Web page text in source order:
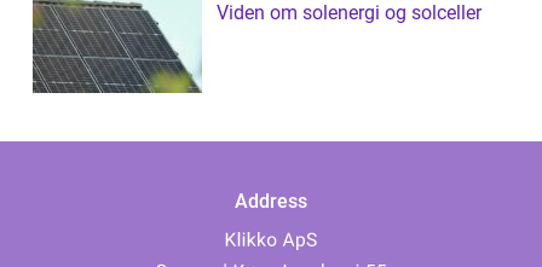
Viden om solenergi og solceller
Address